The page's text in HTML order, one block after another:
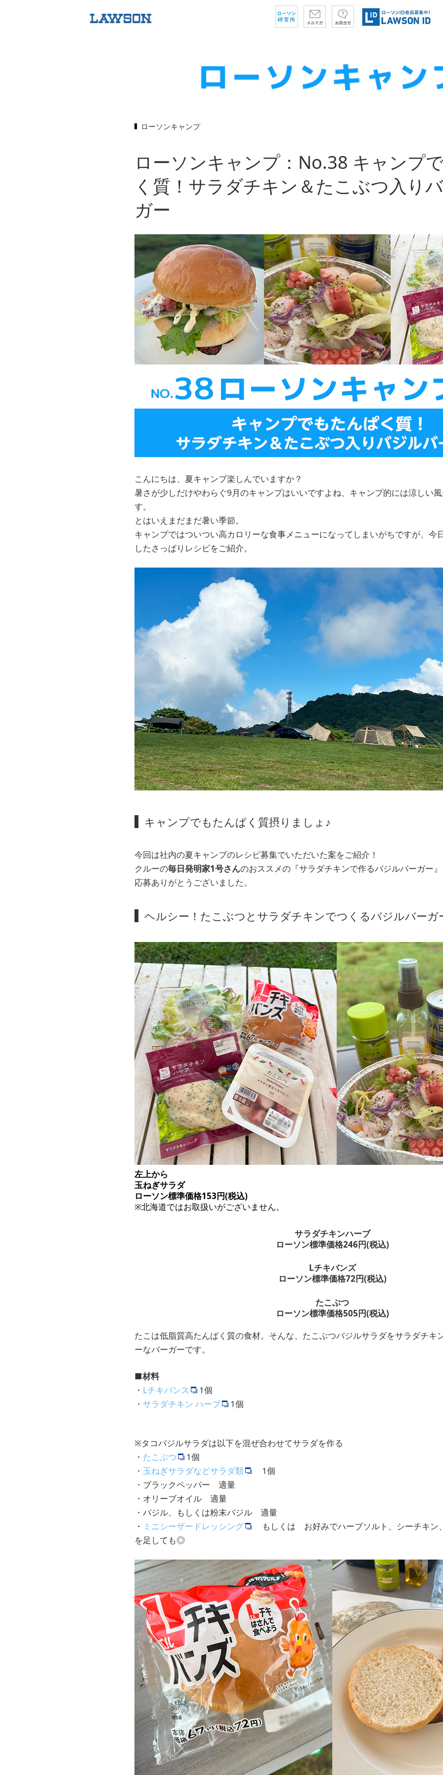
ローソンキャンプ
ローソンキャンプ：No.38 キャンプ
く質！サラダチキン＆たこぶつ入り
ガー
こんにちは、夏キャンプ楽しんでいますか？
暑さが少しだけやわらぐ9月のキャンプはいいですよね、キャンプ的には涼しい
す。
とはいえまだまだ暑い季節。
キャンプではついつい高カロリーな食事メニューになってしまいがちですが、今
したさっぱりレシピをご紹介。
キャンプでもたんぱく質摂りましょ♪
今回は社内の夏キャンプのレシピ募集でいただいた案をご紹介！
クルーの毎日発明家1号さんのおススメの『サラダチキンで作るバジルバーガー
応募ありがとうございました。
ヘルシー！たこぶつとサラダチキンでつくるバジルバーガ
左上から
玉ねぎサラダ
ローソン標準価格153円(税込)
※北海道ではお取扱いがございません。
サラダチキンハーブ
ローソン標準価格246円(税込)
Lチキバンズ
ローソン標準価格72円(税込)
たこぶつ
ローソン標準価格505円(税込)
たこは低脂質高たんぱく質の食材。そんな、たこぶつバジルサラダをサラダチキ
ーなバーガーです。
■材料
・ Lチキバンス
1個
・ サラダチキン ハーブ 1個
※タコバジルサラダは以下を混ぜ合わせてサラダを作る
・ たこぶつ
1個
・ 玉ねぎサラダなどサラダ類
1個
・ブラックペッパー 適量
・オリーブオイル 適量
・バジル、もしくは粉末バジル 適量
・ ミニシーザードレッシング
もしくは お好みでハーブソルト、シーチキン
を足しても◎